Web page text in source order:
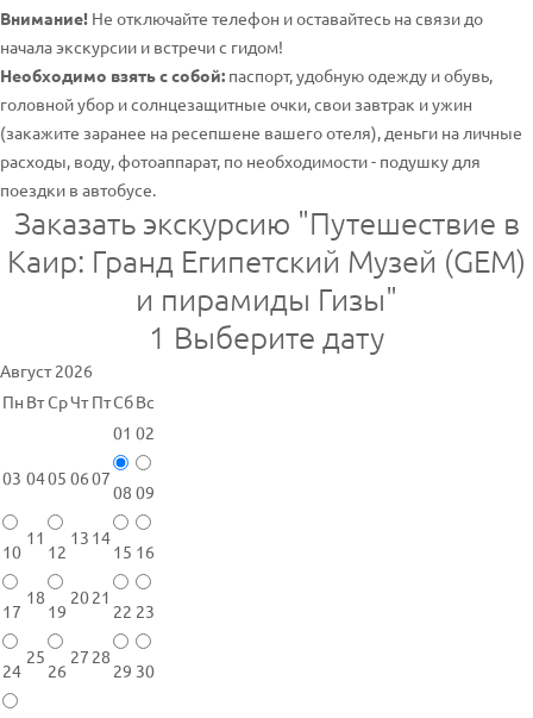
Внимание! Не отключайте телефон и оставайтесь на связи до
начала экскурсии и встречи с гидом!
Необходимо взять с собой: паспорт, удобную одежду и обувь,
головной убор и солнцезащитные очки, свои завтрак и ужин
(закажите заранее на ресепшене вашего отеля), деньги на личные
расходы, воду, фотоаппарат, по необходимости - подушку для
поездки в автобусе.
Заказать экскурсию "Путешествие в
Каир: Гранд Египетский Музей (GEM)
и пирамиды Гизы"
1 Выберите дату
Август 2026
Пн ВтСрЧт ПтСбВс
01 02
03 0405 0607
08 09
10
11
12
13 14
15 16
17
18
19
2021
22 23
24
25
26
27 28
29 30